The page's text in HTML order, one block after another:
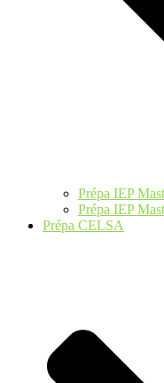
Prépa IEP
Prépa IEP
Prépa CELSA